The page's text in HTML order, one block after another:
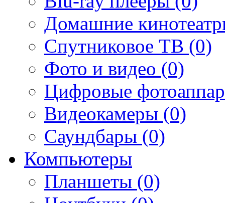
Домашние
Спутниковое ТВ (0)
Фото и видео (0)
Цифровые
Видеокамеры (0)
Саундбары (0)
Компьютеры
Планшеты (0)